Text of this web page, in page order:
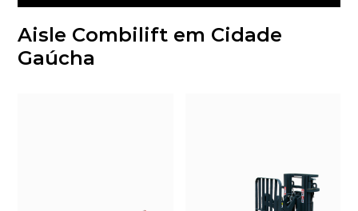
Aisle Combilift em Cidade
Gaúcha